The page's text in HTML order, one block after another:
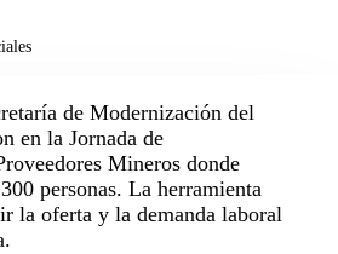
de Modernización del
en la Jornada de
Mineros donde
personas. La herramienta
la oferta y la demanda laboral